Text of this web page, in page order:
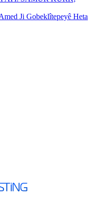
Ji Gobeklîtepeyê Heta